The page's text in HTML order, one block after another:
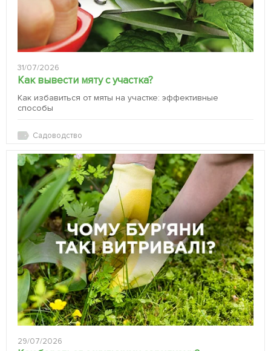
31/07/2026
Как вывести мяту с участка?
Как избавиться от мяты на участке: эффективные
способы
Садоводство
29/07/2026